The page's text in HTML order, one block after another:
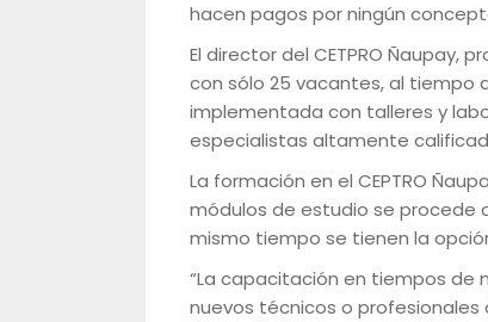
hacen pagos por ningún
El director del CETPRO Ñaupay,
con sólo 25 vacantes, al tiempo
implementada con talleres y
especialistas altamente
La formación en el CEPTRO
módulos de estudio se procede
mismo tiempo se tienen la
“La capacitación en tiempos de
nuevos técnicos o profesionales